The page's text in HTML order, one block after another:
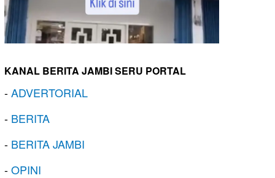
KANAL BERITA JAMBI SERU PORTAL
-ADVERTORIAL
- BERITA
- BERITA JAMBI
-OPINI